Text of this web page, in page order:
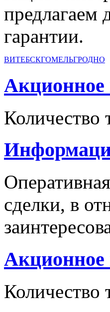
предлагаем
гарантии.
ВИТЕБСКГОМЕЛЬГРОДНО
Акционное
Количество
сделки, в
Акционное
Количество